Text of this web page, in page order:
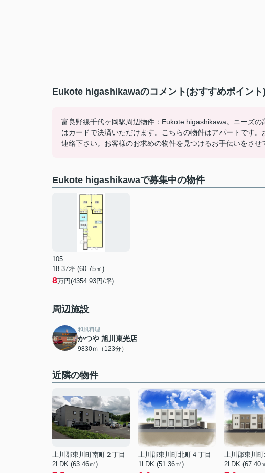
Eukote higashikawaのコメント(おすすめポイント)
富良野線千代ヶ岡駅周辺物件：Eukote higashikawa。ニーズ
はカードで決済いただけます。こちらの物件はアパートです
連絡下さい。お客様のお求めの物件を見つけるお手伝いをさせ
Eukote higashikawaで募集中の物件
105
18.37坪 (60.75㎡)
8万円(4354.93円/坪)
周辺施設
和風料理
かつや 旭川東光店
9830ｍ（123分）
近隣の物件
上川郡東川町南町２丁目
2LDK (63.46㎡)
上川郡東川町北町４丁目
1LDK (51.36㎡)
上川郡東川町
2LDK (67.40